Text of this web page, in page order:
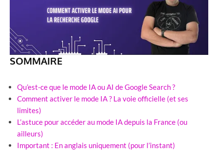
SOMMAIRE
Qu’est-ce que le mode IA ou AI de Google Search ?
Comment activer le mode IA ? La voie officielle (et ses
limites)
L’astuce pour accéder au mode IA depuis la France (ou
ailleurs)
Important : En anglais uniquement (pour l’instant)